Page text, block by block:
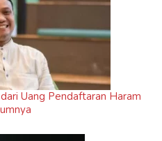
Uang Pendaftaran Haram